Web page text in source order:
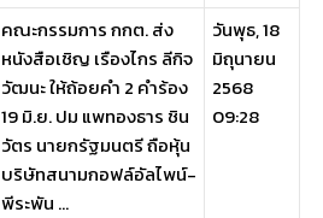
คณะกรรมการ กกต. ส่ง
หนังสือเชิญ เรืองไกร ลีกิจ
วัฒนะ ให้ถ้อยคำ 2 คำร้อง
19 มิ.ย. ปม แพทองธาร ชิน
วัตร นายกรัฐมนตรี ถือหุ้น
บริษัทสนามกอฟล์อัลไพน์-
พีระพัน ...
วันพุธ, 18
มิถุนายน
2568
09:28